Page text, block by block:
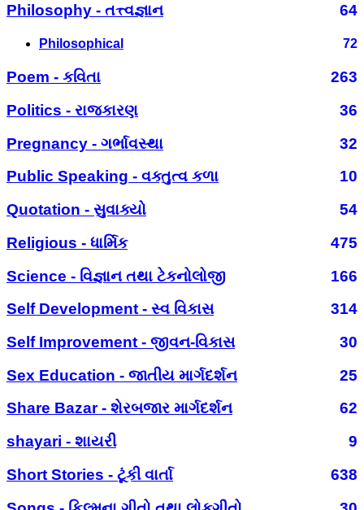
Philosophy - તત્ત્વજ્ઞાન
64
Philosophical 72
Poem - કવિતા
263
Politics - રાજકારણ
36
Pregnancy - ગર્ભાવસ્થા
32
Public Speaking - વક્તુત્વ કળા
10
Quotation - સુવાક્યો
54
Religious - ધાર્મિક
475
Science - વિજ્ઞાન તથા ટેકનોલોજી
166
Self Development - સ્વ વિકાસ
314
Self Improvement - જીવન-વિકાસ
30
Sex Education - જાતીય માર્ગદર્શન
25
Share Bazar - શેરબજાર માર્ગદર્શન
62
shayari - શાયરી
9
Short Stories - ટૂંકી વાર્તા
638